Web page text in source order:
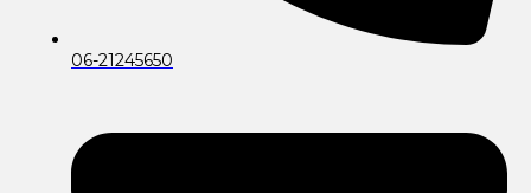
06-21245650